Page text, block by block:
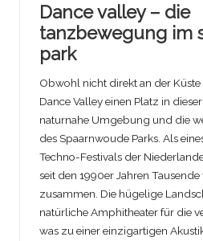
Dance valley – die
tanzbewegung im
park
Obwohl nicht direkt an der
Dance Valley einen Platz in
naturnahe Umgebung und die
des Spaarnwoude Parks. Als
Techno-Festivals der
seit den 1990er Jahren
zusammen. Die hügelige
natürliche Amphitheater für die
was zu einer einzigartigen